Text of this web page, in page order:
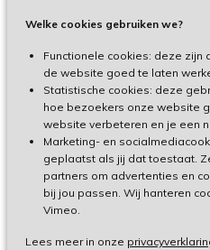
Welke cookies gebruiken we?
Functionele cookies: deze zijn
de website goed te laten
Statistische cookies: deze
hoe bezoekers onze website
website verbeteren en je een
Marketing- en
geplaatst als jij dat toestaat.
partners om advertenties en
bij jou passen. Wij hanteren
Vimeo.
Lees meer in onze